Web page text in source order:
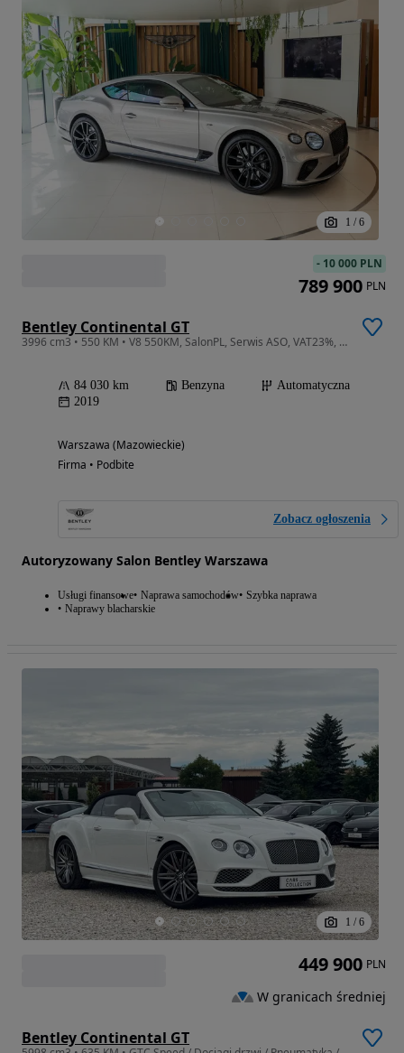
1 / 6
Bentley Continental GT
3996 cm3 • 550 KM • V8 550KM, SalonPL, Serwis ASO, VAT23%, PPF, Carbon Styling
84 030 km Benzyna
Automatyczna
2019
Warszawa (Mazowieckie)
Firma • Podbite
Zobacz ogłoszenia
Autoryzowany Salon Bentley Warszawa
Usługi finansowe Naprawa samochodów Szybka naprawa
Naprawy blacharskie
- 10 000 PLN
789 900 PLN
1 / 6
Bentley Continental GT
449 900 PLN
W granicach średniej